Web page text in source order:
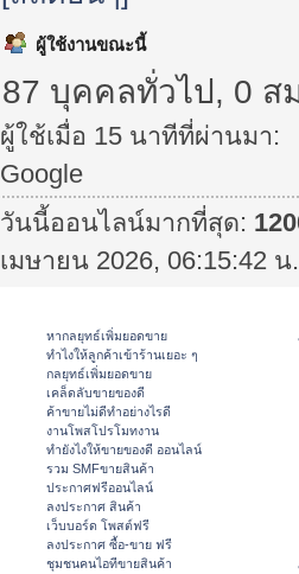
ผู้ใช้งานขณะนี้
87 บุคคลทั่วไป, 0 ส
ผู้ใช้เมื่อ 15 นาทีที่ผ่านมา:
Google
วันนี้ออนไลน์มากที่สุด:
เมษายน 2026, 06:15:42 น
หากลยุทธ์เพิ่มยอดขาย
ทําไงให้ลูกค้าเข้าร้านเยอะ ๆ
กลยุทธ์เพิ่มยอดขาย
เคล็ดลับขายของดี
ค้าขายไม่ดีทำอย่างไรดี
งานโพสโปรโมทงาน
ทํายังไงให้ขายของดี ออนไลน์
รวม SMFขายสินค้า
ประกาศฟรีออนไลน์
ลงประกาศ สินค้า
เว็บบอร์ด โพสต์ฟรี
ลงประกาศ ซื้อ-ขาย ฟรี
ชุมชนคนไอทีขายสินค้า